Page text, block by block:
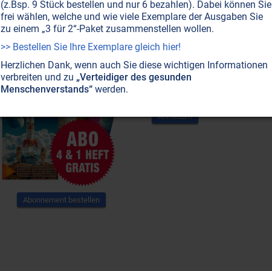
Abonnement
Abonnement bestellen
Newsletter
Newsletter abonnieren,
Spezialangebote erhalten und
Anmelden
(z.Bsp. 9 Stück bestellen und nur 6 bezahlen). Dabei können Sie
frei wählen, welche und wie viele Exemplare der Ausgaben Sie
zu einem „3 für 2“-Paket zusammenstellen wollen.
>> Bestellen Sie Ihre Exemplare gleich hier!
Herzlichen Dank, wenn auch Sie diese wichtigen Informationen
verbreiten und zu „Verteidiger des gesunden
Menschenverstands“werden.